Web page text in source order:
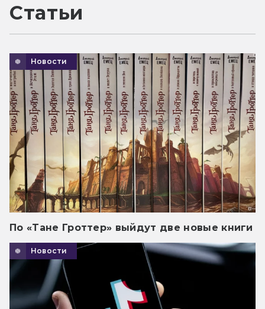
Статьи
Новости
По «Тане Гроттер» выйдут две новые книги
Новости